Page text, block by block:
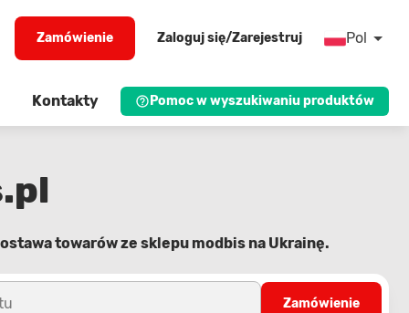
Zamówienie Zaloguj się/Zarejestruj Pol
Kontakty Pomoc w wyszukiwaniu produktów
towarów ze sklepu modbis na Ukrainę.
Zamówienie